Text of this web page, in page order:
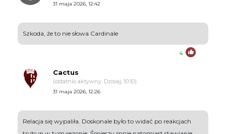
31 maja 2026, 12:42
Szkoda, że to nie słowa Cardinale
4
Cactus
(ostatnio aktywny: Dzisiaj, 10:10)
31 maja 2026, 12:26
Relacja się wypaliła. Doskonale było to widać po reakcjach